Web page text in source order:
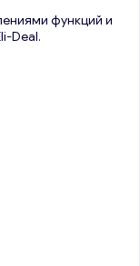
функций и
Deal.